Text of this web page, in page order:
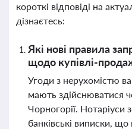
короткі відповіді на
дізнаєтесь:
Які нові правила
щодо купівлі-
Угоди з нерухомістю
мають здійснюватися
Чорногорії. Нотаріуси
банківські виписки,